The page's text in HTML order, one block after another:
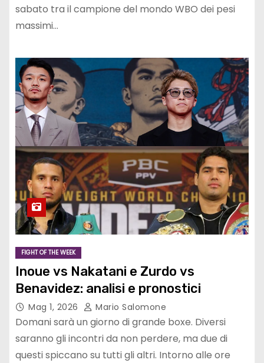
sabato tra il campione del mondo WBO dei pesi
massimi…
FIGHT OF THE WEEK
Inoue vs Nakatani e Zurdo vs
Benavidez: analisi e pronostici
Mag 1, 2026 Mario Salomone
Domani sarà un giorno di grande boxe. Diversi
saranno gli incontri da non perdere, ma due di
questi spiccano su tutti gli altri. Intorno alle ore